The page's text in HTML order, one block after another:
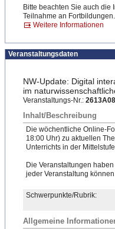
Bitte beachten Sie auch die
Teilnahme an Fortbildungen.
Weitere Informationen
Veranstaltungsdaten
NW-Update: Digital
im
Veranstaltungs-Nr.:
Inhalt/Beschreibung
Die wöchentliche Online-
18:00 Uhr) zu aktuellen
Unterrichts in der
Die Veranstaltungen
jeder Veranstaltung
Schwerpunkte/Rubrik:
Allgemeine